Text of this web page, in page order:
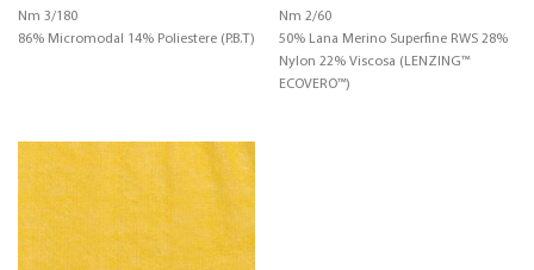
Nm 3/180
86% Micromodal 14% Poliestere (P.B.T)
Nm 2/60
50% Lana Merino Superfine RWS 28%
Nylon 22% Viscosa (LENZING™
ECOVERO™)